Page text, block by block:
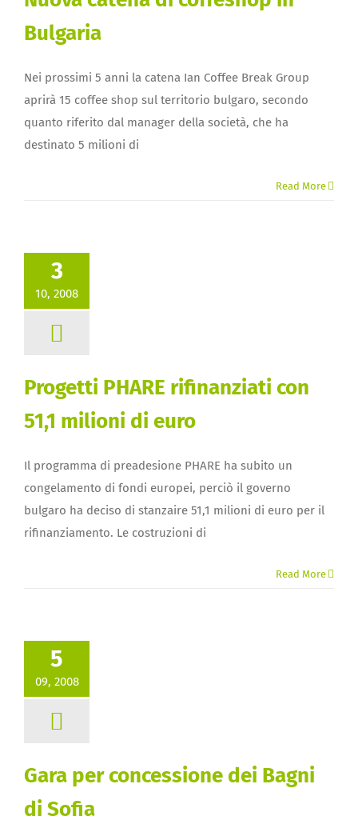
Bulgaria
Nei prossimi 5 anni la catena Ian Coffee Break Group
aprirà 15 coffee shop sul territorio bulgaro, secondo
quanto riferito dal manager della società, che ha
destinato 5 milioni di
Read More
3
10, 2008
Progetti PHARE rifinanziati con
51,1 milioni di euro
Il programma di preadesione PHARE ha subito un
congelamento di fondi europei, perciò il governo
bulgaro ha deciso di stanzaire 51,1 milioni di euro per il
rifinanziamento. Le costruzioni di
Read More
5
09, 2008
Gara per concessione dei Bagni
di Sofia